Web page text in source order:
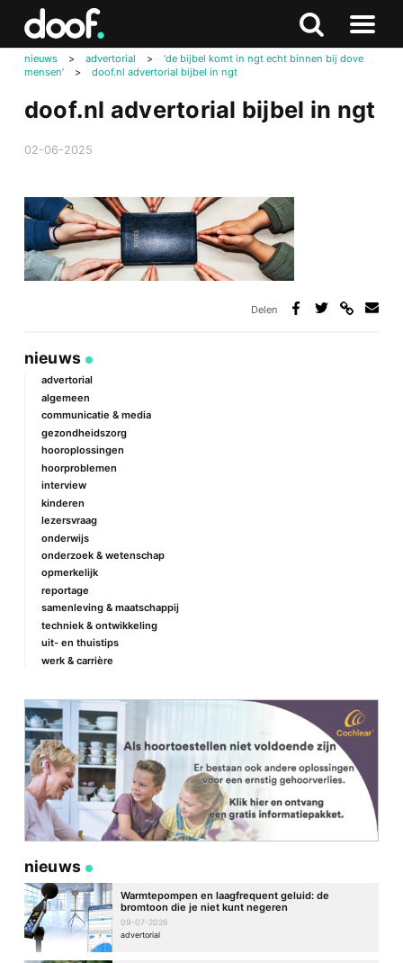
Zoeken
Naar
menu
nieuws > advertorial >
‘de bijbel komt in ngt echt binnen bij dove
mensen’
> doof.nl advertorial bijbel in ngt
doof.nl advertorial bijbel in ngt
02-06-2025
Delen
nieuws
advertorial
algemeen
communicatie & media
gezondheidszorg
hooroplossingen
hoorproblemen
interview
kinderen
lezersvraag
onderwijs
onderzoek & wetenschap
opmerkelijk
reportage
samenleving & maatschappij
techniek & ontwikkeling
uit- en thuistips
werk & carrière
nieuws
Warmtepompen en laagfrequent geluid: de
bromtoon die je niet kunt negeren
09-07-2026
advertorial
Doof.nl
Zoeken
naar